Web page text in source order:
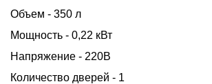
Объем - 350 л
Мощность - 0,22 кВт
Напряжение - 220В
Количество дверей - 1